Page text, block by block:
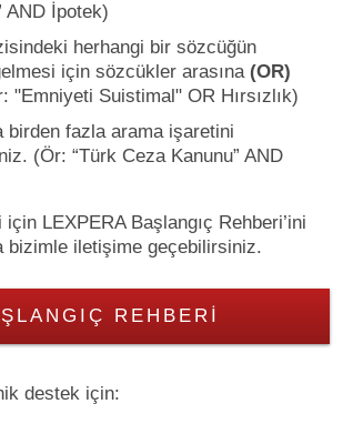
AND İpotek)
herhangi bir sözcüğün
için sözcükler arasına (OR)
"Emniyeti Suistimal" OR Hırsızlık)
birden fazla arama işaretini
(Ör: “Türk Ceza Kanunu” AND
için LEXPERA Başlangıç Rehberi’ini
bizimle iletişime geçebilirsiniz.
REHBERI
destek için: